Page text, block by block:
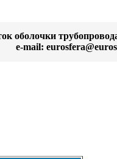
оболочки
e-mail: